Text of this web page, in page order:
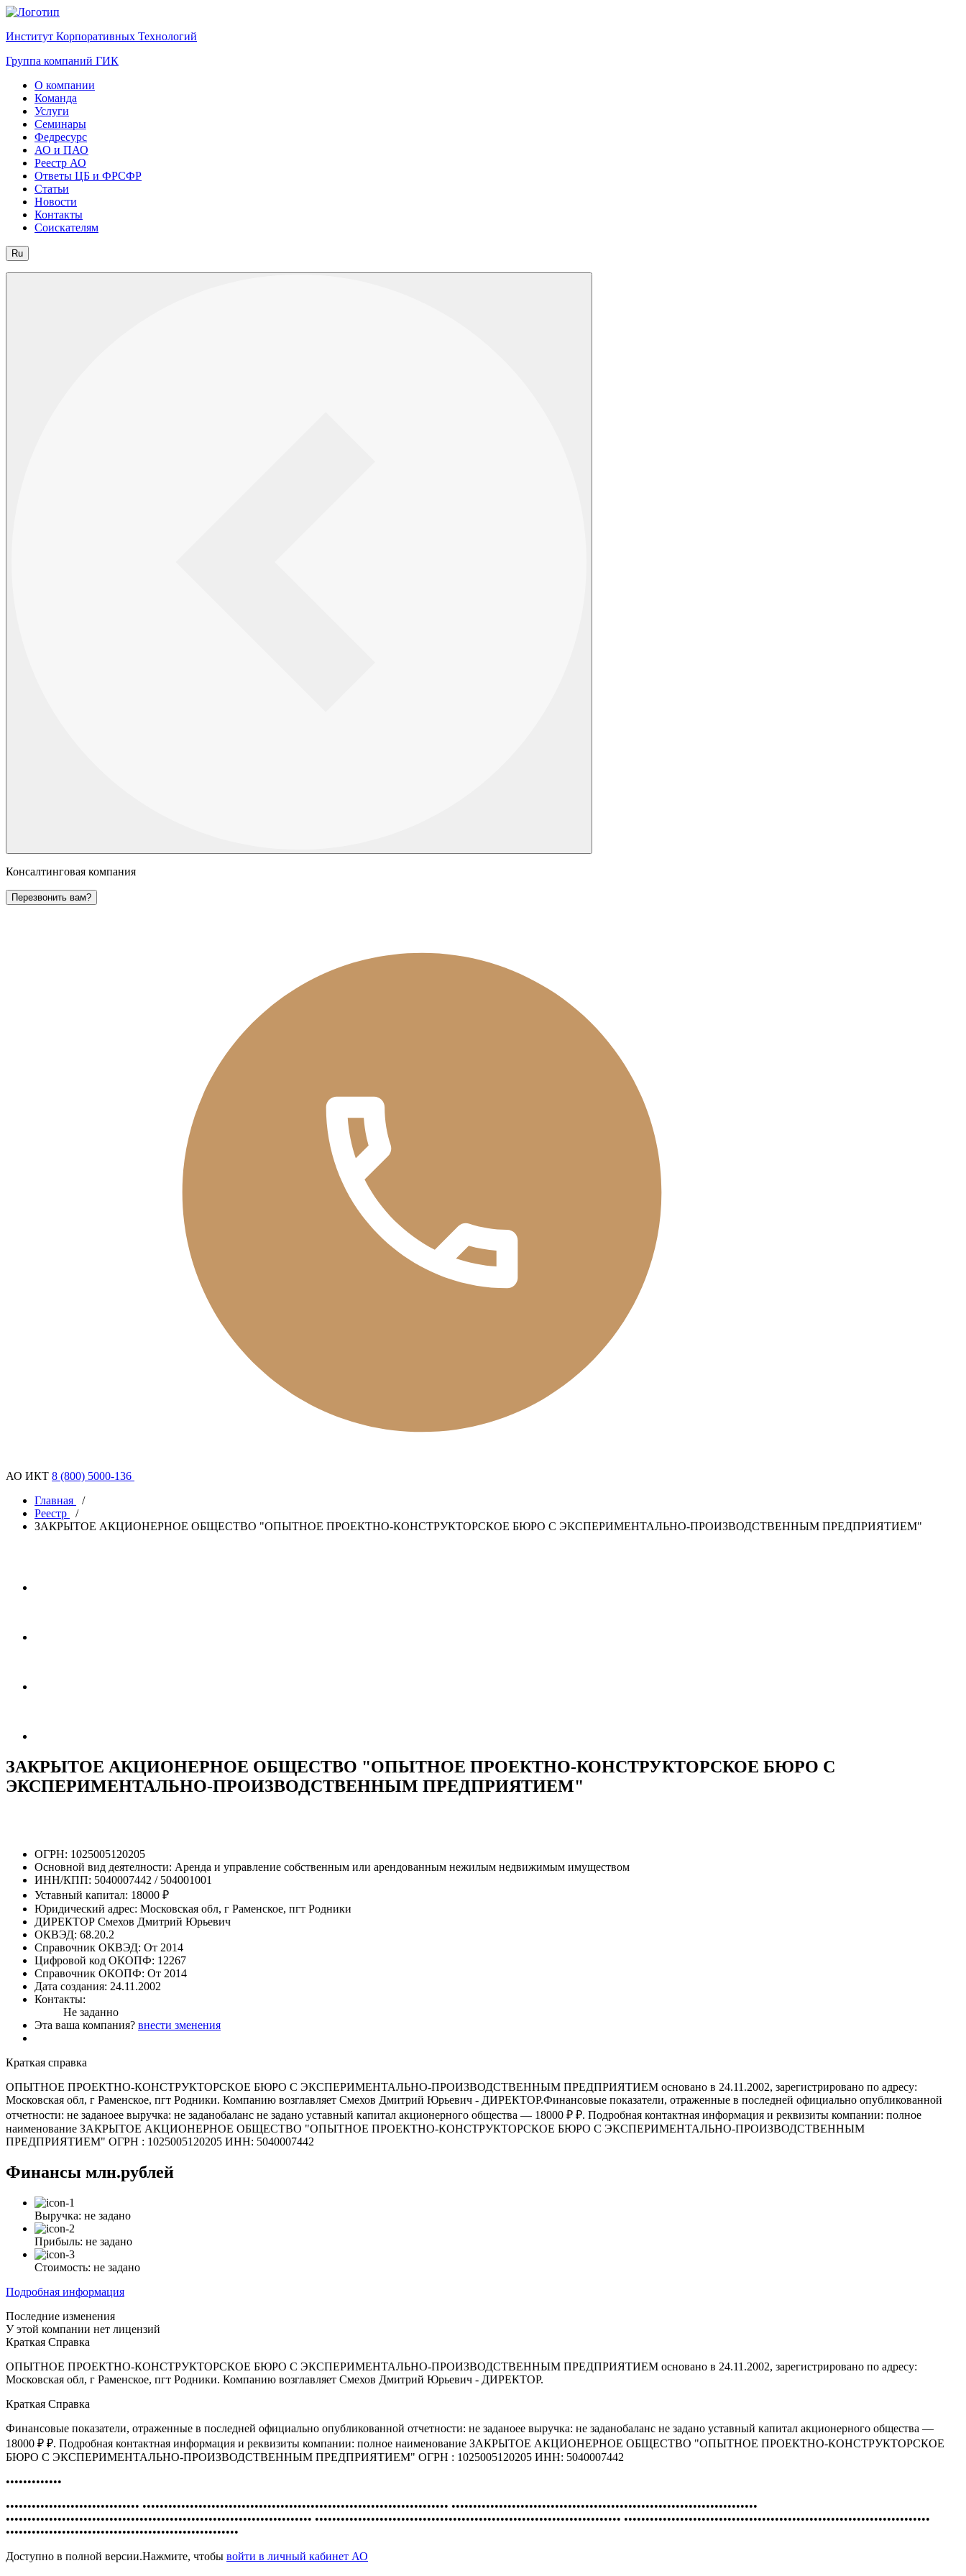
Институт Корпоративных Технологий
Группа компаний ГИК
О компании
Команда
Услуги
Семинары
Федресурс
АО и ПАО
Реестр АО
Ответы ЦБ и ФРСФР
Статьи
Новости
Контакты
Соискателям
Ru
Консалтинговая компания
Перезвонить вам?
АО ИКТ 8 (800) 5000-136
Главная
/
Реестр
/
ЗАКРЫТОЕ АКЦИОНЕРНОЕ ОБЩЕСТВО "ОПЫТНОЕ ПРОЕКТНО-КОНСТРУКТОРСКОЕ БЮРО С ЭКСПЕРИМЕНТАЛЬНО-ПРОИЗВОДСТВЕННЫМ ПРЕДПРИЯТИЕМ"
ЗАКРЫТОЕ АКЦИОНЕРНОЕ ОБЩЕСТВО "ОПЫТНОЕ ПРОЕКТНО-КОНСТРУКТОРСКОЕ БЮРО С
ЭКСПЕРИМЕНТАЛЬНО-ПРОИЗВОДСТВЕННЫМ ПРЕДПРИЯТИЕМ"
ОГРН: 1025005120205
Основной вид деятелности: Аренда и управление собственным или арендованным нежилым недвижимым имуществом
ИНН/КПП: 5040007442 / 504001001
Уставный капитал: 18000 ₽
Юридический адрес: Московская обл, г Раменское, пгт Родники
ДИРЕКТОР Смехов Дмитрий Юрьевич
ОКВЭД: 68.20.2
Справочник ОКВЭД: От 2014
Цифровой код ОКОПФ: 12267
Справочник ОКОПФ: От 2014
Дата создания: 24.11.2002
Контакты:
Не заданно
Эта ваша компания? внести зменения
Краткая справка
ОПЫТНОЕ ПРОЕКТНО-КОНСТРУКТОРСКОЕ БЮРО С ЭКСПЕРИМЕНТАЛЬНО-ПРОИЗВОДСТВЕННЫМ ПРЕДПРИЯТИЕМ основано в 24.11.2002, зарегистрировано по адресу:
Московская обл, г Раменское, пгт Родники. Компанию возглавляет Смехов Дмитрий Юрьевич - ДИРЕКТОР.Финансовые показатели, отраженные в последней официально опубликованной
отчетности: не заданоее выручка: не заданобаланс не задано уставный капитал акционерного общества — 18000 ₽ ₽. Подробная контактная информация и реквизиты компании: полное
наименование ЗАКРЫТОЕ АКЦИОНЕРНОЕ ОБЩЕСТВО "ОПЫТНОЕ ПРОЕКТНО-КОНСТРУКТОРСКОЕ БЮРО С ЭКСПЕРИМЕНТАЛЬНО-ПРОИЗВОДСТВЕННЫМ
ПРЕДПРИЯТИЕМ" ОГРН : 1025005120205 ИНН: 5040007442
Финансы млн.рублей
Выручка: не задано
Прибыль: не задано
Стоимость: не задано
Подробная информация
Последние изменения
У этой компании нет лицензий
Краткая Справка
ОПЫТНОЕ ПРОЕКТНО-КОНСТРУКТОРСКОЕ БЮРО С ЭКСПЕРИМЕНТАЛЬНО-ПРОИЗВОДСТВЕННЫМ ПРЕДПРИЯТИЕМ основано в 24.11.2002, зарегистрировано по адресу:
Московская обл, г Раменское, пгт Родники. Компанию возглавляет Смехов Дмитрий Юрьевич - ДИРЕКТОР.
Краткая Справка
Финансовые показатели, отраженные в последней официально опубликованной отчетности: не заданоее выручка: не заданобаланс не задано уставный капитал акционерного общества —
18000 ₽ ₽. Подробная контактная информация и реквизиты компании: полное наименование ЗАКРЫТОЕ АКЦИОНЕРНОЕ ОБЩЕСТВО "ОПЫТНОЕ ПРОЕКТНО-КОНСТРУКТОРСКОЕ
БЮРО С ЭКСПЕРИМЕНТАЛЬНО-ПРОИЗВОДСТВЕННЫМ ПРЕДПРИЯТИЕМ" ОГРН : 1025005120205 ИНН: 5040007442
•••••••••••••
••••••••••••••••••••••••••••••• ••••••••••••••••••••••••••••••••••••••••••••••••••••••••••••••••••••••• •••••••••••••••••••••••••••••••••••••••••••••••••••••••••••••••••••••••
••••••••••••••••••••••••••••••••••••••••••••••••••••••••••••••••••••••• ••••••••••••••••••••••••••••••••••••••••••••••••••••••••••••••••••••••• •••••••••••••••••••••••••••••••••••••••••••••••••••••••••••••••••••••••
••••••••••••••••••••••••••••••••••••••••••••••••••••••
Доступно в полной версии.Нажмите, чтобы войти в личный кабинет АО